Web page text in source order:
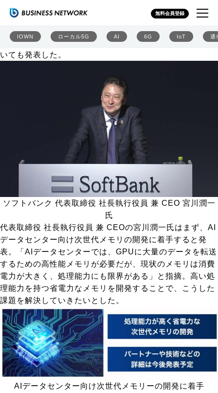
無料会員登録
IOWN ローカル5G AI 6G IoT 通
ソフトバンクがAIデータセンター向け次世代メモリ開発
へ 衛星とスマホの直接通信も「準備完了」
ソフトバンクは2025年5月8日、2024年度決算に関する説
明会を開催。あわせて、AI関連の取り組みの進捗状況につ
いても発表した。
ソフトバンク 代表取締役 社長執行役員 兼 CEO 宮川潤一
氏
代表取締役 社長執行役員 兼 CEOの宮川潤一氏はまず、AI
データセンター向け次世代メモリの開発に着手すると発
表。「AIデータセンターでは、GPUに大量のデータを転送
するための高性能メモリが必要だが、現状のメモリは消費
電力が大きく、処理能力にも限界がある」と指摘。高い処
理能力を持つ省電力なメモリを開発することで、こうした
課題を解決していきたいとした。
AIデータセンター向け次世代メモリーの開発に着手